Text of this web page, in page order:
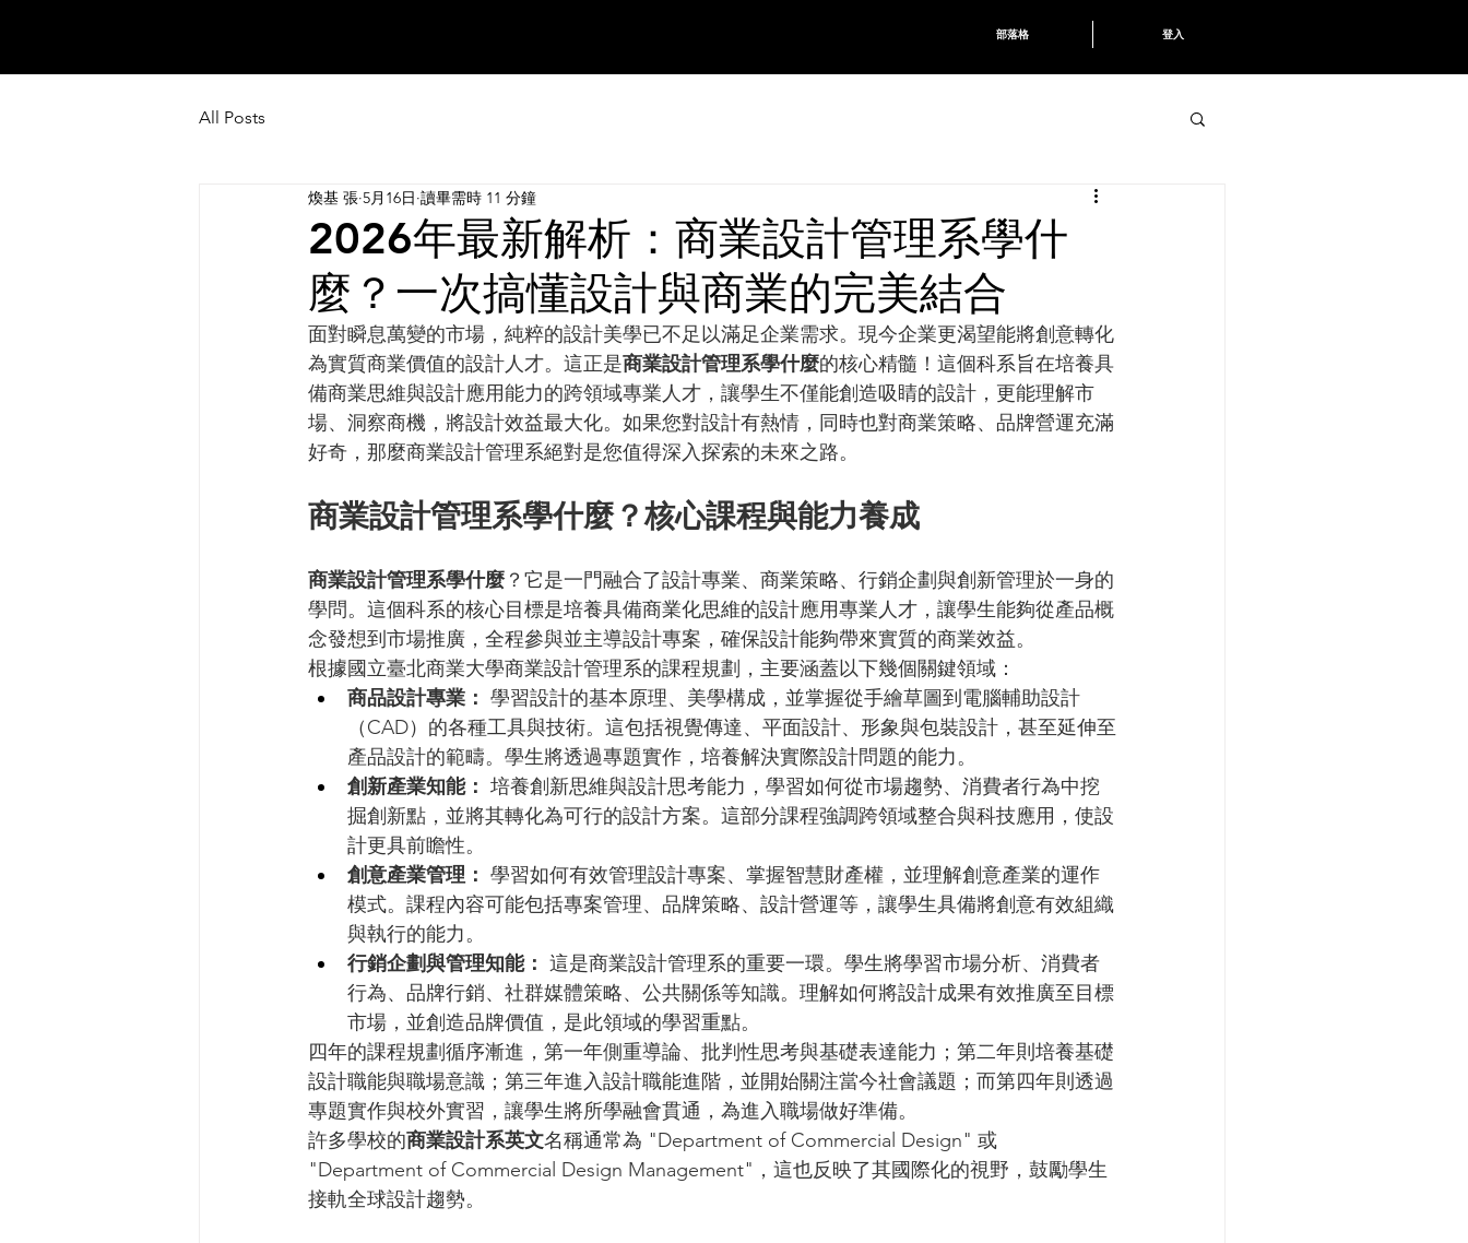
部落格 登入
All Posts
2026年最新解析：商業設計管理系學什
麼？一次搞懂設計與商業的完美結合
煥基 張 5月16日 讀畢需時 11 分鐘
面對瞬息萬變的市場，純粹的設計美學已不足以滿足企業需求。現今企業更渴望能將創意轉化
為實質商業價值的設計人才。這正是商業設計管理系學什麼的核心精髓！這個科系旨在培養具
備商業思維與設計應用能力的跨領域專業人才，讓學生不僅能創造吸睛的設計，更能理解市
場、洞察商機，將設計效益最大化。如果您對設計有熱情，同時也對商業策略、品牌營運充滿
好奇，那麼商業設計管理系絕對是您值得深入探索的未來之路。
商業設計管理系學什麼？核心課程與能力養成
商業設計管理系學什麼？它是一門融合了設計專業、商業策略、行銷企劃與創新管理於一身的
學問。這個科系的核心目標是培養具備商業化思維的設計應用專業人才，讓學生能夠從產品概
念發想到市場推廣，全程參與並主導設計專案，確保設計能夠帶來實質的商業效益。
根據國立臺北商業大學商業設計管理系的課程規劃，主要涵蓋以下幾個關鍵領域：
商品設計專業： 學習設計的基本原理、美學構成，並掌握從手繪草圖到電腦輔助設計
（CAD）的各種工具與技術。這包括視覺傳達、平面設計、形象與包裝設計，甚至延伸至
產品設計的範疇。學生將透過專題實作，培養解決實際設計問題的能力。
創新產業知能： 培養創新思維與設計思考能力，學習如何從市場趨勢、消費者行為中挖
掘創新點，並將其轉化為可行的設計方案。這部分課程強調跨領域整合與科技應用，使設
計更具前瞻性。
創意產業管理： 學習如何有效管理設計專案、掌握智慧財產權，並理解創意產業的運作
模式。課程內容可能包括專案管理、品牌策略、設計營運等，讓學生具備將創意有效組織
與執行的能力。
行銷企劃與管理知能： 這是商業設計管理系的重要一環。學生將學習市場分析、消費者
行為、品牌行銷、社群媒體策略、公共關係等知識。理解如何將設計成果有效推廣至目標
市場，並創造品牌價值，是此領域的學習重點。
四年的課程規劃循序漸進，第一年側重導論、批判性思考與基礎表達能力；第二年則培養基礎
設計職能與職場意識；第三年進入設計職能進階，並開始關注當今社會議題；而第四年則透過
專題實作與校外實習，讓學生將所學融會貫通，為進入職場做好準備。
許多學校的商業設計系英文名稱通常為 "Department of Commercial Design" 或
"Department of Commercial Design Management"，這也反映了其國際化的視野，鼓勵學生
接軌全球設計趨勢。